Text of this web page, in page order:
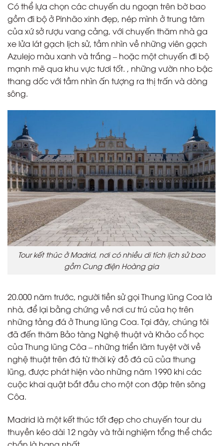
Có thể lựa chọn các chuyến du ngoạn trên bờ bao
gồm đi bộ ở Pinhão xinh đẹp, nép mình ở trung tâm
của xứ sở rượu vang cảng, với chuyến thăm nhà ga
xe lửa lát gạch lịch sử, tầm nhìn về những viên gạch
Azulejo màu xanh và trắng – hoặc một chuyến đi bộ
mạnh mẽ qua khu vực tươi tốt. , những vườn nho bậc
thang dốc với tầm nhìn ấn tượng ra thị trấn và dòng
sông.
Tour kết thúc ở Madrid, nơi có nhiều di tích lịch sử bao
gồm Cung điện Hoàng gia
20.000 năm trước, người tiền sử gọi Thung lũng Coa là
nhà, để lại bằng chứng về nơi cư trú của họ trên
những tảng đá ở Thung lũng Coa. Tại đây, chúng tôi
đã đến thăm Bảo tàng Nghệ thuật và Khảo cổ học
của Thung lũng Côa – những triển lãm tuyệt vời về
nghệ thuật trên đá từ thời kỳ đồ đá cũ của thung
lũng, được phát hiện vào những năm 1990 khi các
cuộc khai quật bắt đầu cho một con đập trên sông
Côa.
Madrid là một kết thúc tốt đẹp cho chuyến tour du
thuyền kéo dài 12 ngày và trải nghiệm tổng thể chắc